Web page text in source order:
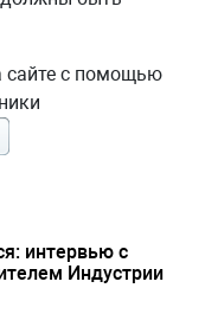
сайте с помощью
интервью с
Индустрии